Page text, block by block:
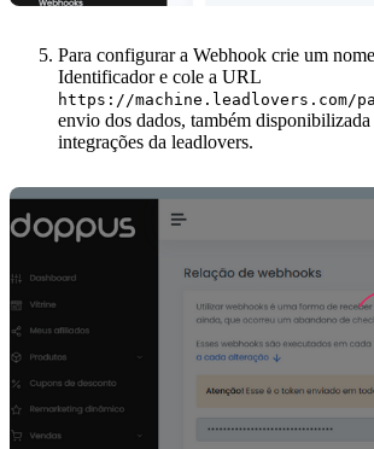
Para configurar a Webhook crie um
Identificador e cole a URL
https://machine.leadlovers.com/
envio dos dados, também
integrações da leadlovers.